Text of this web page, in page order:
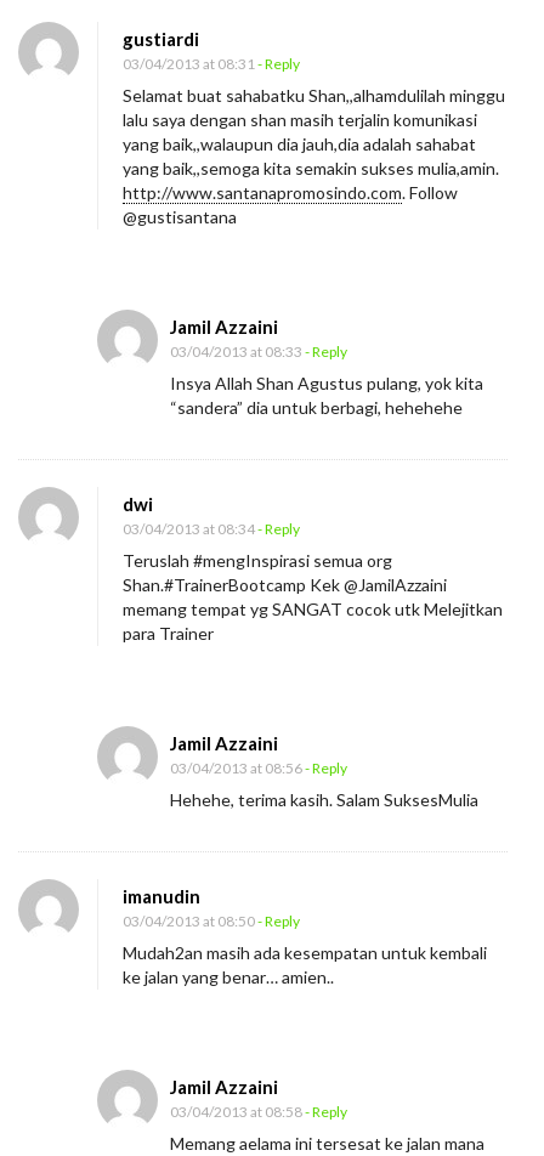
gustiardi
03/04/2013 at 08:31- Reply
Selamat buat sahabatku Shan,,alhamdulilah minggu
lalu saya dengan shan masih terjalin komunikasi
yang baik,,walaupun dia jauh,dia adalah sahabat
yang baik,,semoga kita semakin sukses mulia,amin.
http://www.santanapromosindo.com. Follow
@gustisantana
Jamil Azzaini
03/04/2013 at 08:33 - Reply
Insya Allah Shan Agustus pulang, yok kita
“sandera” dia untuk berbagi, hehehehe
dwi
03/04/2013 at 08:34- Reply
Teruslah #mengInspirasi semua org
Shan.#TrainerBootcamp Kek @JamilAzzaini
memang tempat yg SANGAT cocok utk Melejitkan
para Trainer
Jamil Azzaini
03/04/2013 at 08:56- Reply
Hehehe, terima kasih. Salam SuksesMulia
imanudin
03/04/2013 at 08:50- Reply
Mudah2an masih ada kesempatan untuk kembali
ke jalan yang benar… amien..
Jamil Azzaini
03/04/2013 at 08:58- Reply
Memang aelama ini tersesat ke jalan mana